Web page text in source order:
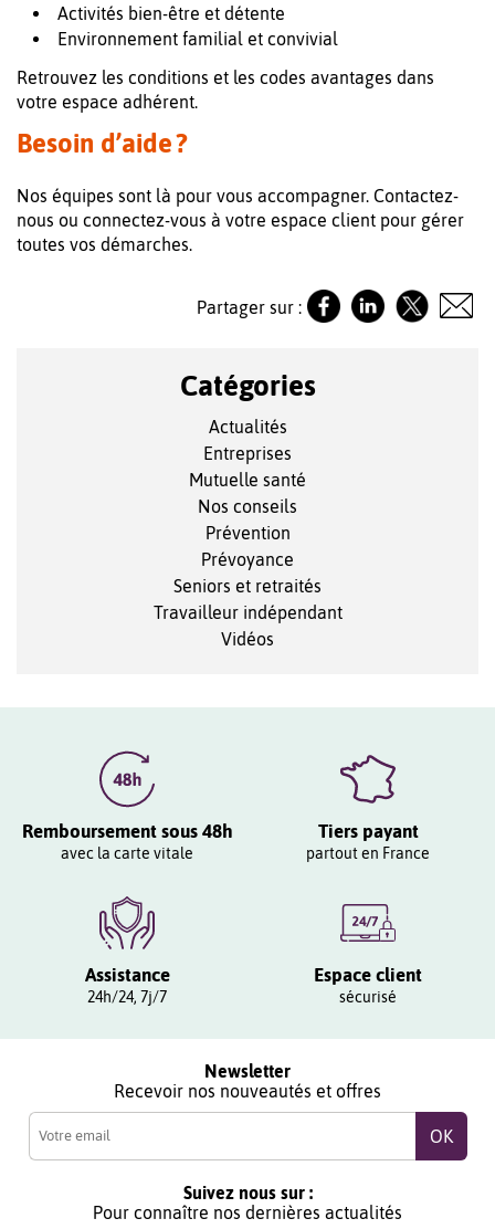
Activités bien-être et détente
Environnement familial et convivial
Retrouvez les conditions et les codes avantages dans
votre espace adhérent.
Besoin d’aide ?
Nos équipes sont là pour vous accompagner. Contactez-
nous ou connectez-vous à votre espace client pour gérer
toutes vos démarches.
Partager sur :
Catégories
Actualités
Entreprises
Mutuelle santé
Nos conseils
Prévention
Prévoyance
Seniors et retraités
Travailleur indépendant
Vidéos
Remboursement sous 48h
avec la carte vitale
Tiers payant
partout en France
Assistance
24h/24, 7j/7
Espace client
sécurisé
Newsletter
Recevoir nos nouveautés et offres
Suivez nous sur :
Pour connaître nos dernières actualités